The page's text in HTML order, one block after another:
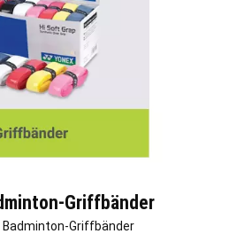
Griffbänder
Badminton-Griffbänder